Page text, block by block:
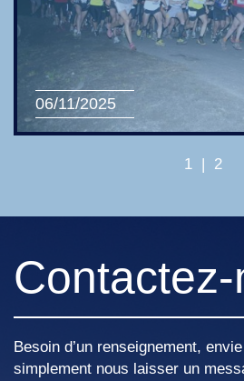
06/11/2025
1 | 2
Besoin d’un renseignement,
simplement nous laisser un